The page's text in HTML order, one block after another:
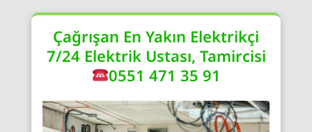
Çağrışan En Yakın Elektrikçi
7/24 Elektrik Ustası, Tamircisi
0551 471 35 91